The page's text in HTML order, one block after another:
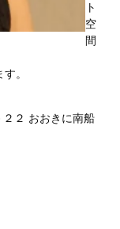
ト
空
間
。
おおきに南船